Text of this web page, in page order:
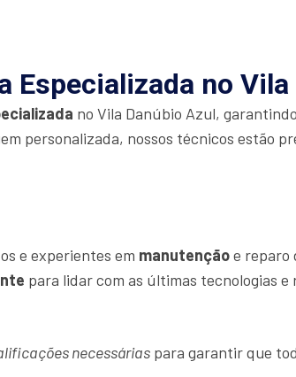
no
no Vila Danúbio Azul,
personalizada, nossos técnicos estão
e experientes em manutençãoe reparo
para lidar com as últimas tecnologias
necessárias para garantir que